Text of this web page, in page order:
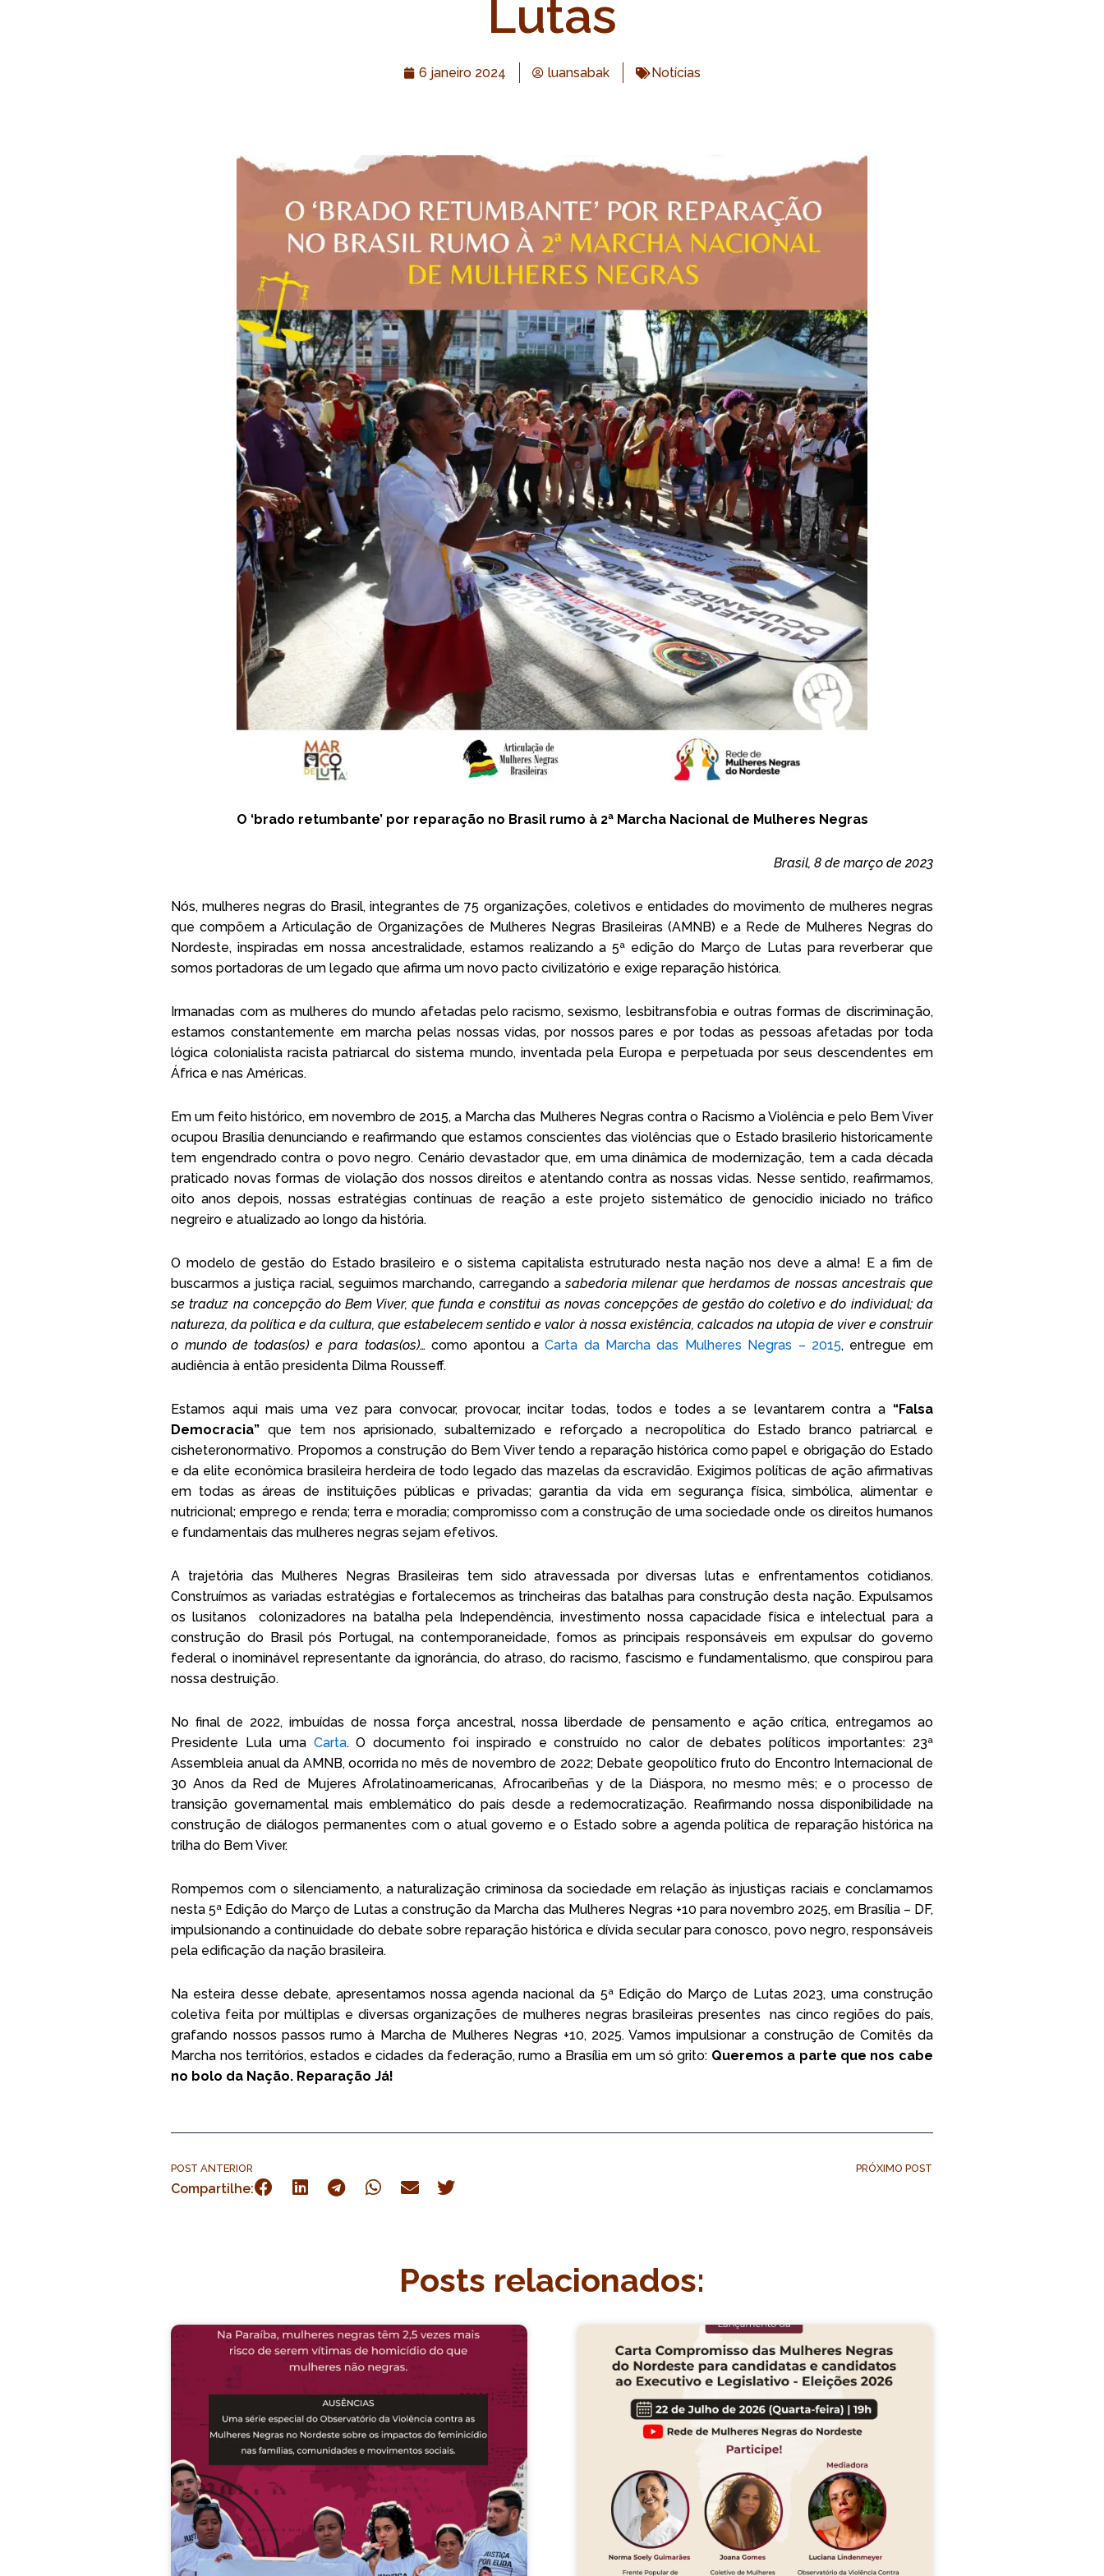
Lutas
6 janeiro 2024 luansabak Notícias
O ‘brado retumbante’ por reparação no Brasil rumo à 2ª Marcha Nacional de Mulheres Negras
Brasil, 8 de março de 2023
Nós, mulheres negras do Brasil, integrantes de 75 organizações, coletivos e entidades do movimento de mulheres negras
que compõem a Articulação de Organizações de Mulheres Negras Brasileiras (AMNB) e a Rede de Mulheres Negras do
Nordeste, inspiradas em nossa ancestralidade, estamos realizando a 5ª edição do Março de Lutas para reverberar que
somos portadoras de um legado que afirma um novo pacto civilizatório e exige reparação histórica.
Irmanadas com as mulheres do mundo afetadas pelo racismo, sexismo, lesbitransfobia e outras formas de discriminação,
estamos constantemente em marcha pelas nossas vidas, por nossos pares e por todas as pessoas afetadas por toda
lógica colonialista racista patriarcal do sistema mundo, inventada pela Europa e perpetuada por seus descendentes em
África e nas Américas.
Em um feito histórico, em novembro de 2015, a Marcha das Mulheres Negras contra o Racismo a Violência e pelo Bem Viver
ocupou Brasília denunciando e reafirmando que estamos conscientes das violências que o Estado brasilerio historicamente
tem engendrado contra o povo negro. Cenário devastador que, em uma dinâmica de modernização, tem a cada década
praticado novas formas de violação dos nossos direitos e atentando contra as nossas vidas. Nesse sentido, reafirmamos,
oito anos depois, nossas estratégias contínuas de reação a este projeto sistemático de genocídio iniciado no tráfico
negreiro e atualizado ao longo da história.
O modelo de gestão do Estado brasileiro e o sistema capitalista estruturado nesta nação nos deve a alma! E a fim de
buscarmos a justiça racial, seguimos marchando, carregando asabedoria milenar que herdamos de nossas ancestrais que
se traduz na concepção do Bem Viver, que funda e constitui as novas concepções de gestão do coletivo e do individual; da
natureza, da política e da cultura, que estabelecem sentido e valor à nossa existência, calcados na utopia de viver e construir
o mundo de todas(os) e para todas(os)… como apontou aCarta da Marcha das Mulheres Negras – 2015, entregue em
audiência à então presidenta Dilma Rousseff.
Estamos aqui mais uma vez para convocar, provocar, incitar todas, todos e todes a se levantarem contra a “Falsa
Democracia”que tem nos aprisionado, subalternizado e reforçado a necropolítica do Estado branco patriarcal e
cisheteronormativo. Propomos a construção do Bem Viver tendo a reparação histórica como papel e obrigação do Estado
e da elite econômica brasileira herdeira de todo legado das mazelas da escravidão. Exigimos políticas de ação afirmativas
em todas as áreas de instituições públicas e privadas; garantia da vida em segurança física, simbólica, alimentar e
nutricional; emprego e renda; terra e moradia; compromisso com a construção de uma sociedade onde os direitos humanos
e fundamentais das mulheres negras sejam efetivos.
A trajetória das Mulheres Negras Brasileiras tem sido atravessada por diversas lutas e enfrentamentos cotidianos.
Construímos as variadas estratégias e fortalecemos as trincheiras das batalhas para construção desta nação. Expulsamos
os lusitanos colonizadores na batalha pela Independência, investimento nossa capacidade física e intelectual para a
construção do Brasil pós Portugal, na contemporaneidade, fomos as principais responsáveis em expulsar do governo
federal o inominável representante da ignorância, do atraso, do racismo, fascismo e fundamentalismo, que conspirou para
nossa destruição.
No final de 2022, imbuídas de nossa força ancestral, nossa liberdade de pensamento e ação crítica, entregamos ao
Presidente Lula uma Carta. O documento foi inspirado e construído no calor de debates políticos importantes: 23ª
Assembleia anual da AMNB, ocorrida no mês de novembro de 2022; Debate geopolítico fruto do Encontro Internacional de
30 Anos da Red de Mujeres Afrolatinoamericanas, Afrocaribeñas y de la Diáspora, no mesmo mês; e o processo de
transição governamental mais emblemático do país desde a redemocratização. Reafirmando nossa disponibilidade na
construção de diálogos permanentes com o atual governo e o Estado sobre a agenda política de reparação histórica na
trilha do Bem Viver.
Rompemos com o silenciamento, a naturalização criminosa da sociedade em relação às injustiças raciais e conclamamos
nesta 5ª Edição do Março de Lutas a construção da Marcha das Mulheres Negras +10 para novembro 2025, em Brasília – DF,
impulsionando a continuidade do debate sobre reparação histórica e dívida secular para conosco, povo negro, responsáveis
pela edificação da nação brasileira.
Na esteira desse debate, apresentamos nossa agenda nacional da 5ª Edição do Março de Lutas 2023, uma construção
coletiva feita por múltiplas e diversas organizações de mulheres negras brasileiras presentes nas cinco regiões do país,
grafando nossos passos rumo à Marcha de Mulheres Negras +10, 2025. Vamos impulsionar a construção de Comitês da
Marcha nos territórios, estados e cidades da federação, rumo a Brasília em um só grito: Queremos a parte que nos cabe
no bolo da Nação. Reparação Já!
POST ANTERIOR PRÓXIMO POST
Compartilhe:
Posts relacionados:
Home
Quem somos
Agendas
Faça parte
Dúvidas frequentes
Contatos
I
n
t
a
m
F
a
c
e
b
Y
o
t
u